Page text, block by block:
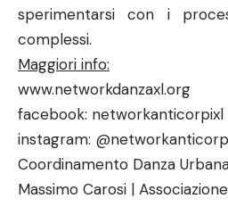
sperimentarsi con i
complessi.
Maggiori info:
www.networkdanzaxl.org
facebook: networkanticorpixl
instagram:
Coordinamento Danza
Massimo Carosi |